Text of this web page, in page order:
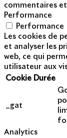
commentaires
Performance
Performance
Les cookies de
et analyser les
web, ce qui
utilisateur aux
Cookie Durée
_gat
Analytics